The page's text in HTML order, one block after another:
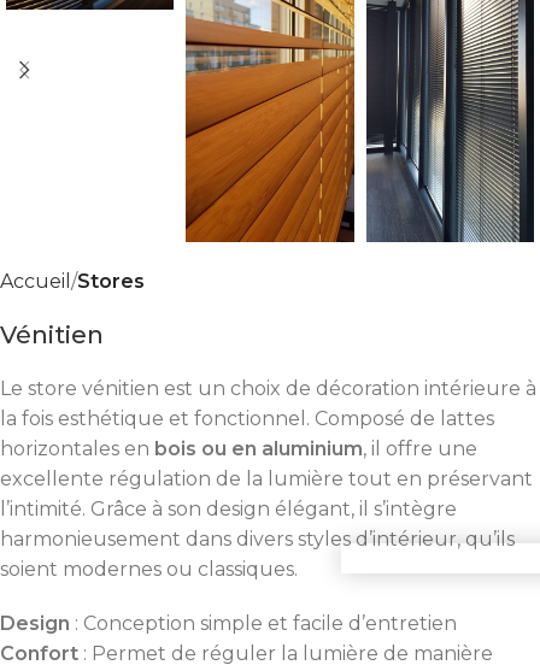
Accueil Stores
Vénitien
Le store vénitien est un choix de décoration intérieure à
la fois esthétique et fonctionnel. Composé de lattes
horizontales en bois ou en aluminium, il offre une
excellente régulation de la lumière tout en préservant
l’intimité. Grâce à son design élégant, il s’intègre
harmonieusement dans divers styles d’intérieur, qu’ils
soient modernes ou classiques.
Design : Conception simple et facile d’entretien
Confort : Permet de réguler la lumière de manière